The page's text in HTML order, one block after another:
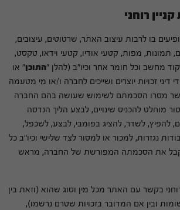
בו לרבות עיצוב האתר, שרטוטים, עיצובים,
תמונות, מפות, קטעי אודיו, קטעי וידאו, טקסט,
קוד מחשב וכל חומר אחר וכיו"ב (להלן "התוכן" או
דיני זכויות יוצרים ושייכים לחברה ו/או מי מטעמה
אשר מסרו הסכמתם לשימוש שעושה בהם החברה
מוחלט להכניס שינויים, לבצע הליך הנדסה
להפיץ, לשדר, להציג בפומבי, לבצע, לשכפל,
נגזרות, למכור או למסור לצד שלישי וכיו"ב כל
את הסכמתה המפורשת של החברה, מראש
הרוחני בקשר עם האתר מכל מין וסוג שהוא (וזאת בין
ובין אם המדובר בזכויות שטרם נרשמו),